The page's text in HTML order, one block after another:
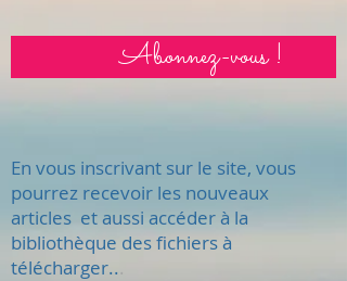
Abonnez-vous !
En vous inscrivant sur le site, vous
pourrez recevoir les nouveaux
articles et aussi accéder à la
bibliothèque des fichiers à
télécharger...